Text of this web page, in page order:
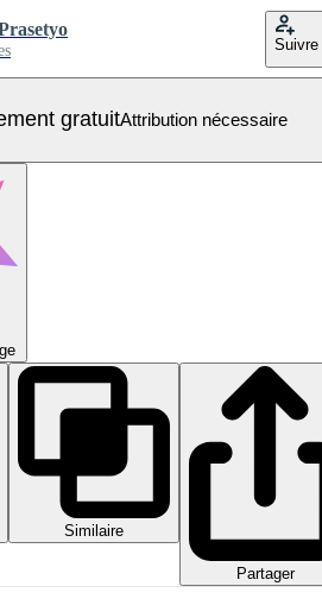
Suivre
gratuitAttribution nécessaire
Similaire
Partager